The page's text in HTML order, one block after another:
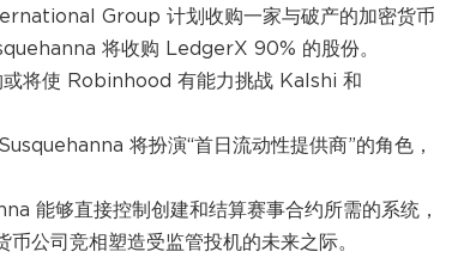
Group 计划收购一家与破产的加密货币
将收购 LedgerX 90% 的股份。
将使 Robinhood 有能力挑战 Kalshi 和
将扮演“首日流动性提供商”的角色，
能够直接控制创建和结算赛事合约所需的系统，
公司竞相塑造受监管投机的未来之际。